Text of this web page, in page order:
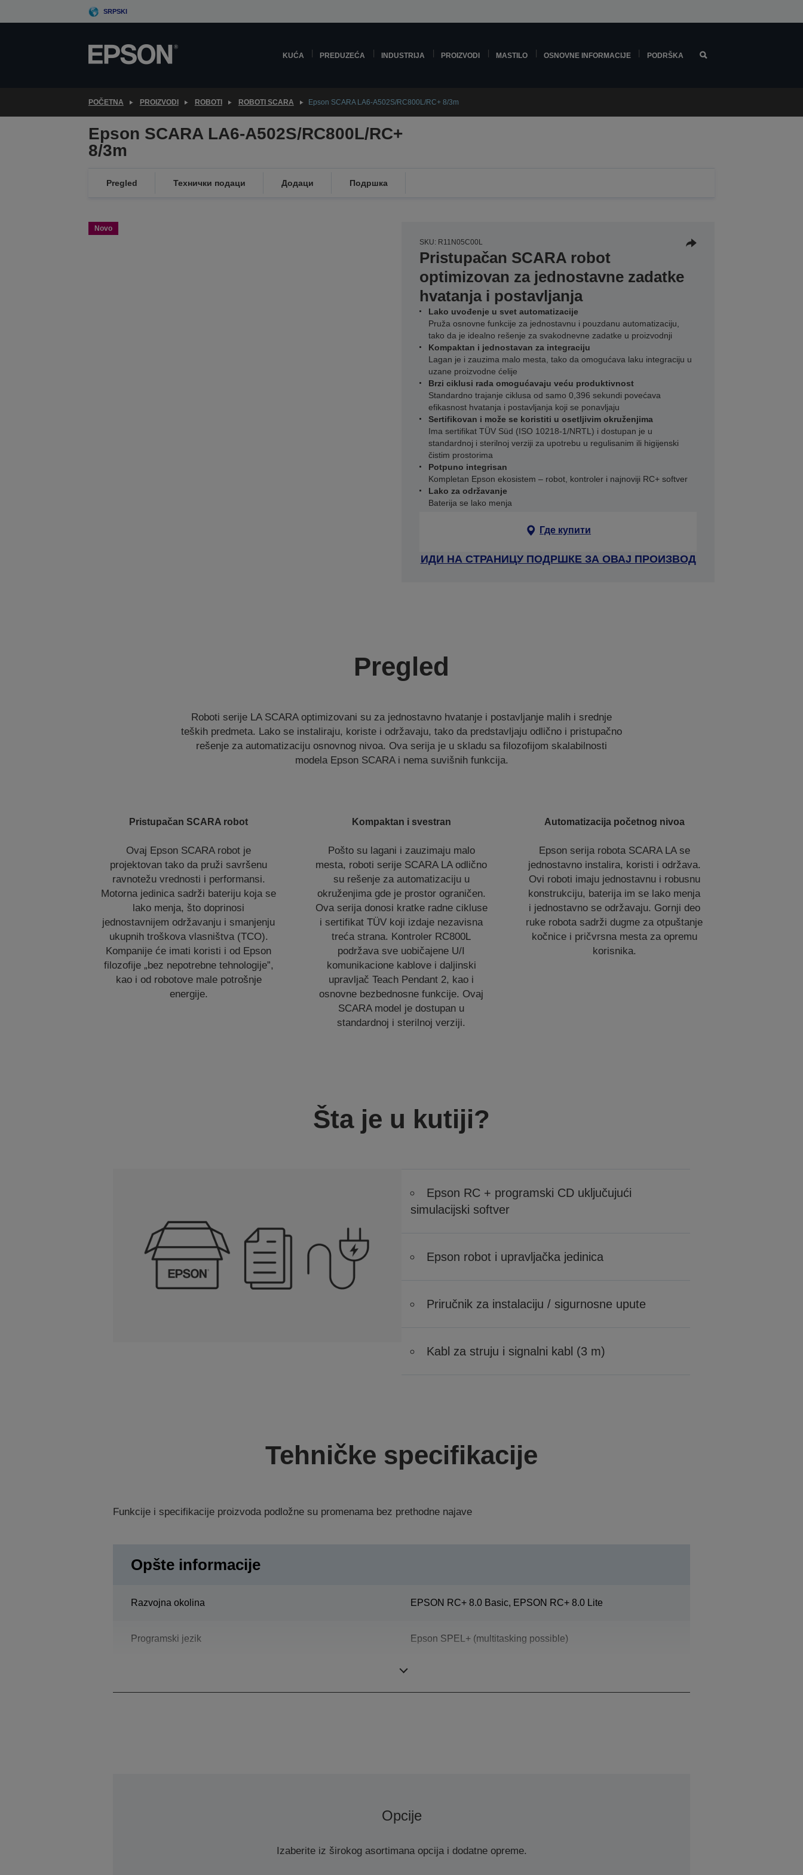
to
SRPSKI
KUĆA PREDUZEĆA INDUSTRIJA PROIZVODI MASTILO OSNOVNE INFORMACIJE PODRŠKA
POČETNA PROIZVODI ROBOTI ROBOTI SCARA Epson SCARA LA6-A502S/RC800L/RC+ 8/3m
Epson SCARA LA6-A502S/RC800L/RC+
8/3m
Pregled Технички подаци Додаци Подршка
Novo
SKU: R11N05C00L
Pristupačan SCARA robot
optimizovan za jednostavne zadatke
hvatanja i postavljanja
Lako uvođenje u svet automatizacije
Pruža osnovne funkcije za jednostavnu i pouzdanu automatizaciju,
tako da je idealno rešenje za svakodnevne zadatke u proizvodnji
Kompaktan i jednostavan za integraciju
Lagan je i zauzima malo mesta, tako da omogućava laku integraciju u
uzane proizvodne ćelije
Brzi ciklusi rada omogućavaju veću produktivnost
Standardno trajanje ciklusa od samo 0,396 sekundi povećava
efikasnost hvatanja i postavljanja koji se ponavljaju
Sertifikovan i može se koristiti u osetljivim okruženjima
Ima sertifikat TÜV Süd (ISO 10218‑1/NRTL) i dostupan je u
standardnoj i sterilnoj verziji za upotrebu u regulisanim ili higijenski
čistim prostorima
Potpuno integrisan
Kompletan Epson ekosistem – robot, kontroler i najnoviji RC+ softver
Lako za održavanje
Baterija se lako menja
Где купити
ИДИ НА СТРАНИЦУ ПОДРШКЕ ЗА ОВАЈ ПРОИЗВОД
Pregled
Roboti serije LA SCARA optimizovani su za jednostavno hvatanje i postavljanje malih i srednje
teških predmeta. Lako se instaliraju, koriste i održavaju, tako da predstavljaju odlično i pristupačno
rešenje za automatizaciju osnovnog nivoa. Ova serija je u skladu sa filozofijom skalabilnosti
modela Epson SCARA i nema suvišnih funkcija.
Pristupačan SCARA robot
Ovaj Epson SCARA robot je
projektovan tako da pruži savršenu
ravnotežu vrednosti i performansi.
Motorna jedinica sadrži bateriju koja se
lako menja, što doprinosi
jednostavnijem održavanju i smanjenju
ukupnih troškova vlasništva (TCO).
Kompanije će imati koristi i od Epson
filozofije „bez nepotrebne tehnologije”,
kao i od robotove male potrošnje
energije.
Kompaktan i svestran
Pošto su lagani i zauzimaju malo
mesta, roboti serije SCARA LA odlično
su rešenje za automatizaciju u
okruženjima gde je prostor ograničen.
Ova serija donosi kratke radne cikluse
i sertifikat TÜV koji izdaje nezavisna
treća strana. Kontroler RC800L
podržava sve uobičajene U/I
komunikacione kablove i daljinski
upravljač Teach Pendant 2, kao i
osnovne bezbednosne funkcije. Ovaj
SCARA model je dostupan u
standardnoj i sterilnoj verziji.
Automatizacija početnog nivoa
Epson serija robota SCARA LA se
jednostavno instalira, koristi i održava.
Ovi roboti imaju jednostavnu i robusnu
konstrukciju, baterija im se lako menja
i jednostavno se održavaju. Gornji deo
ruke robota sadrži dugme za otpuštanje
kočnice i pričvrsna mesta za opremu
korisnika.
Šta je u kutiji?
Epson RC + programski CD uključujući
simulacijski softver
Epson robot i upravljačka jedinica
Priručnik za instalaciju / sigurnosne upute
Kabl za struju i signalni kabl (3 m)
Tehničke specifikacije
Funkcije i specifikacije proizvoda podložne su promenama bez prethodne najave
Opšte informacije
Razvojna okolina EPSON RC+ 8.0 Basic, EPSON RC+ 8.0 Lite
Programski jezik Epson SPEL+ (multitasking possible)
Opcije
Izaberite iz širokog asortimana opcija i dodatne opreme.